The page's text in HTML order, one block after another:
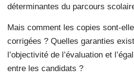
déterminantes du parcours
Mais comment les copies sont-
corrigées ? Quelles garanties
l’objectivité de l’évaluation et
entre les candidats ?